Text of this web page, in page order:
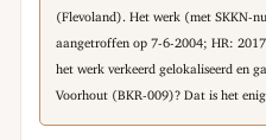
(Flevoland). Het werk (met SKKN-
aangetroffen op 7-6-2004; HR:
het werk verkeerd gelokaliseerd en
Voorhout (BKR-009)? Dat is het